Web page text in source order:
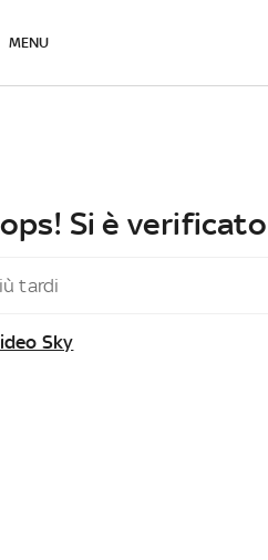
MENU
Si è
tardi
Sky